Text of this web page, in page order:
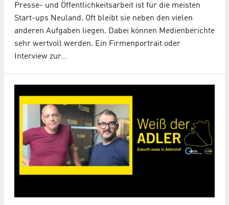
Presse- und Öffentlichkeitsarbeit ist für die meisten
Start-ups Neuland. Oft bleibt sie neben den vielen
anderen Aufgaben liegen. Dabei können Medienberichte
sehr wertvoll werden. Ein Firmenportrait oder
Interview zur…